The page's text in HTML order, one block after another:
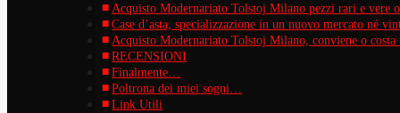
Acquisto Modernariato Tolstoj Milano pezzi rari e vere
Case d’asta, specializzazione in un nuovo mercato né
Acquisto Modernariato Tolstoj Milano, conviene o costa
RECENSIONI
Finalmente…
Poltrona dei miei sogni…
Link Utili